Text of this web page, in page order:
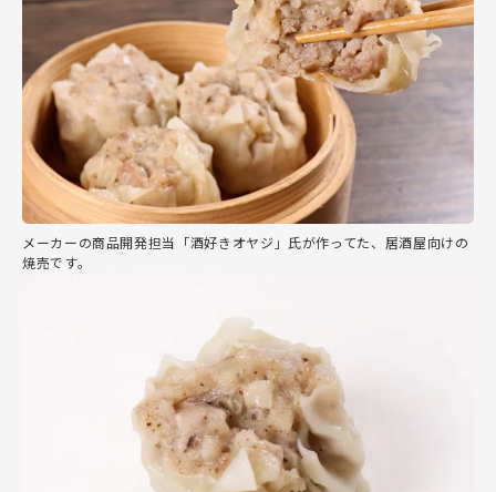
メーカーの商品開発担当「酒好きオヤジ」氏が作ってた、居酒屋向けの
焼売です。